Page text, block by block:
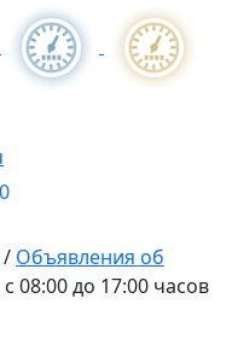
/ Объявления об
c 08:00 до 17:00 часов